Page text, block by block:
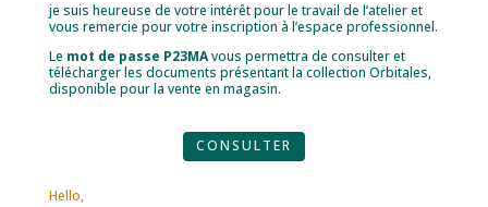
je suis heureuse de votre intérêt pour le travail de l’atelier et
vous remercie pour votre inscription à l’espace professionnel.
Le mot de passe P23MAvous permettra de consulter et
télécharger les documents présentant la collection Orbitales,
disponible pour la vente en magasin.
CONSULTER
Hello,